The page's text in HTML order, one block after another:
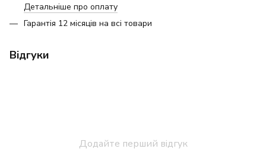
Детальніше про оплату
Гарантія 12 місяців на всі товари
Відгуки
Додайте перший відгук